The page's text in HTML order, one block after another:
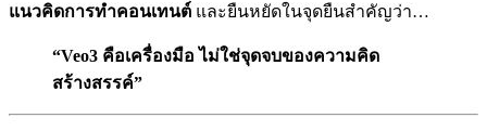
แนวคิดการทำคอนเทนต์ และยืนหยัดในจุดยืนสำคัญว่า…
“Veo3 คือเครื่องมือ ไม่ใช่จุดจบของความคิด
สร้างสรรค์”